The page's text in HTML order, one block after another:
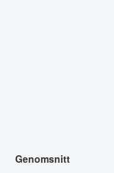
Genomsnitt